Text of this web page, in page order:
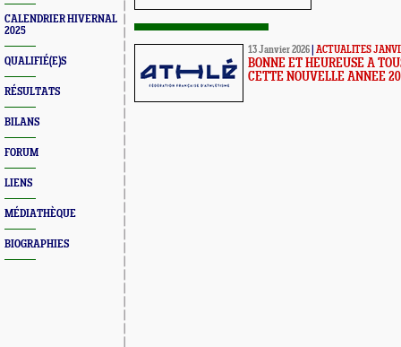
CALENDRIER HIVERNAL
2025
QUALIFIÉ(E)S
RÉSULTATS
BILANS
FORUM
LIENS
MÉDIATHÈQUE
BIOGRAPHIES
13 Janvier 2026 ACTUALITES
BONNE ET HEUREUSE A
CETTE NOUVELLE ANNEE